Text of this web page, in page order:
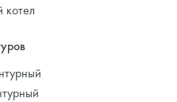
котел